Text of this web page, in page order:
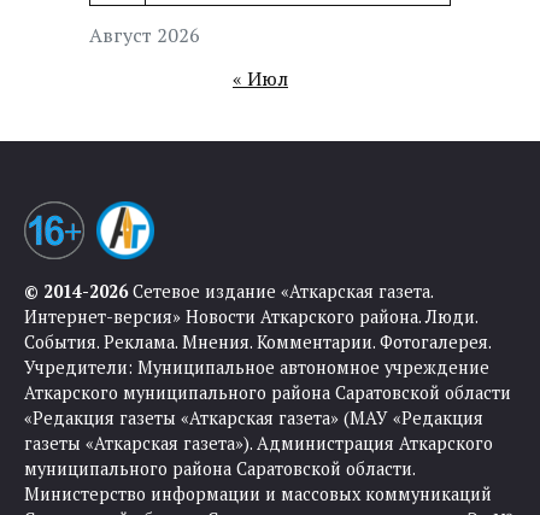
Август 2026
« Июл
© 2014-2026Сетевое издание «Аткарская газета.
Интернет-версия» Новости Аткарского района. Люди.
События. Реклама. Мнения. Комментарии. Фотогалерея.
Учредители: Муниципальное автономное учреждение
Аткарского муниципального района Саратовской области
«Редакция газеты «Аткарская газета» (МАУ «Редакция
газеты «Аткарская газета»). Администрация Аткарского
муниципального района Саратовской области.
Министерство информации и массовых коммуникаций